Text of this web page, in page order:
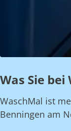
Was Sie
WaschMal ist
Benningen am